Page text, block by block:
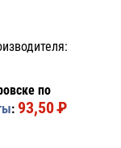
по
: 93,50PУБ.